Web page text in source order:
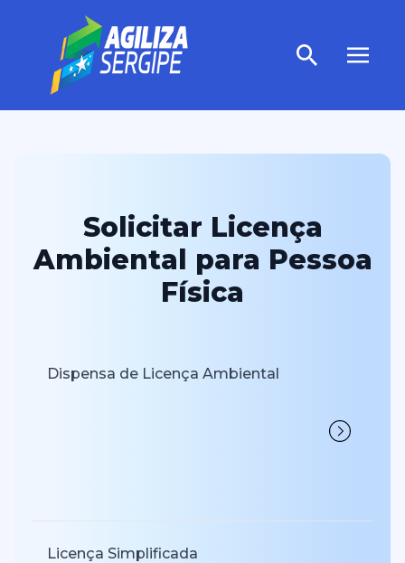
Solicitar Licença
Ambiental para Pessoa
Física
Dispensa de Licença Ambiental
Licença Simplificada